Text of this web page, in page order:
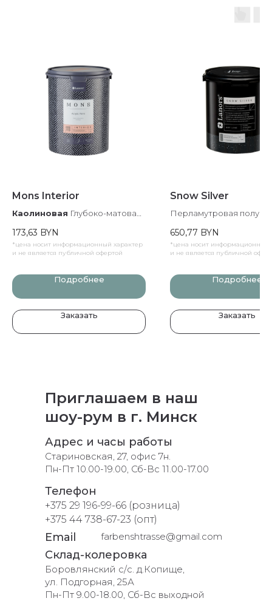
Mons Interior
Каолиновая Глубоко-матовая
краска для стен
173,63 BYN
*цена носит информационный характер
и не является публичной офертой
Подробнее
Заказать
Snow Silver
Перламутровая
эффектом облачности.
Серебро.склад,
разбирают
650,77 BYN
*цена носит информационный
и не является публичной
Подробнее
Заказать
Приглашаем в наш
шоу-рум в г. Минск
Адрес и часы работы
Стариновская, 27, офис 7н.
Пн-Пт 10.00-19.00, Сб-Вс 11.00-17.00
Телефон
Email farbenshtrasse@gmail.com
Склад-колеровка
Боровлянский с/с. д.Копище,
ул. Подгорная, 25А
Пн-Пт 9.00-18.00, Сб-Вс выходной
+375 29 196-99-66 (розница)
+375 44 738-67-23 (опт)